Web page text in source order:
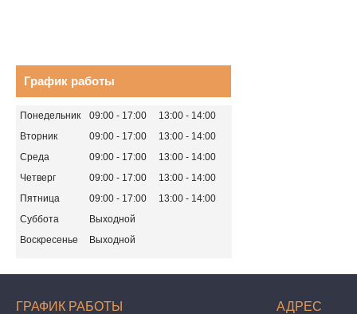
График работы
Понедельник 09:00 17:00 13:00
14:00
Вторник
09:00 17:00 13:00
14:00
Среда
09:00 17:00 13:00
14:00
Четверг
09:00 17:00 13:00
14:00
Пятница
09:00 17:00 13:00
14:00
Суббота
Выходной
Воскресенье
Выходной
ГРАФИК РАБОТЫ